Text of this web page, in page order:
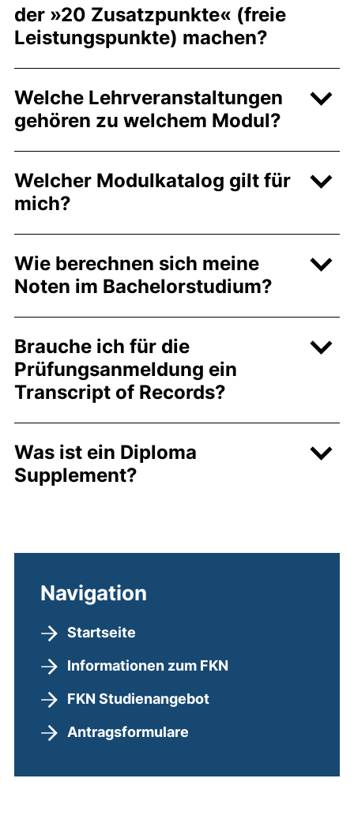
der »20 Zusatzpunkte« (freie
Leistungspunkte) machen?
Welche Lehrveranstaltungen
gehören zu welchem Modul?
Welcher Modulkatalog gilt für
mich?
Wie berechnen sich meine
Noten im Bachelorstudium?
Brauche ich für die
Prüfungsanmeldung ein
Transcript of Records?
Was ist ein Diploma
Supplement?
Navigation
Startseite
Informationen zum FKN
FKN Studienangebot
Antragsformulare